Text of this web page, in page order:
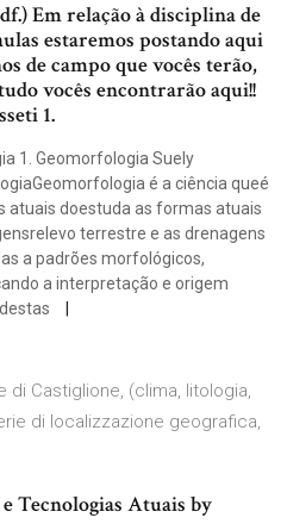
Em relação à disciplina de
estaremos postando aqui
de campo que vocês terão,
vocês encontrarão aqui!!
1.
1. Geomorfologia Suely
é a ciência queé
atuais doestuda as formas atuais
terrestre e as drenagens
a padrões morfológicos,
a interpretação e origem
di Castiglione, (clima, litologia,
di localizzazione geografica,
Tecnologias Atuais by